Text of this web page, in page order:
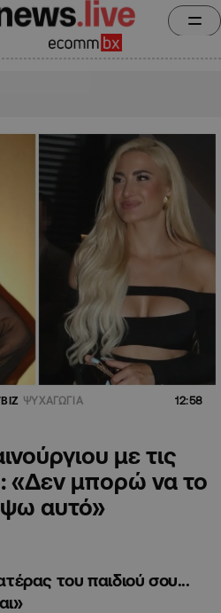
ΨΥΧΑΓΩΓΙΑ 12:58
με τις
«Δεν μπορώ να το
αυτό»
του παιδιού σου...